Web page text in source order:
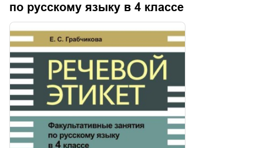
по русскому языку в 4 классе